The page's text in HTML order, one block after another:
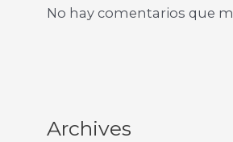
No hay comentarios que
Archives